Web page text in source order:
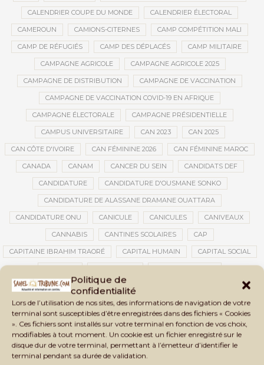
Politique de
confidentialité
Lors de l’utilisation de nos sites, des informations de navigation de votre
terminal sont susceptibles d’être enregistrées dans des fichiers « Cookies
». Ces fichiers sont installés sur votre terminal en fonction de vos choix,
modifiables à tout moment. Un cookie est un fichier enregistré sur le
disque dur de votre terminal, permettant à l’émetteur d’identifier le
terminal pendant sa durée de validation.
CALENDRIER COUPE DU MONDE CALENDRIER ÉLECTORAL
CAMEROUN CAMIONS-CITERNES CAMP COMPÉTITION MALI
CAMP DE RÉFUGIÉS CAMP DES DÉPLACÉS CAMP MILITAIRE
CAMPAGNE AGRICOLE CAMPAGNE AGRICOLE 2025
CAMPAGNE DE DISTRIBUTION CAMPAGNE DE VACCINATION
CAMPAGNE DE VACCINATION COVID-19 EN AFRIQUE
CAMPAGNE ÉLECTORALE CAMPAGNE PRÉSIDENTIELLE
CAMPUS UNIVERSITAIRE CAN 2023 CAN 2025
CAN CÔTE D'IVOIRE CAN FÉMININE 2026 CAN FÉMININE MAROC
CANADA CANAM CANCER DU SEIN CANDIDATS DEF
CANDIDATURE CANDIDATURE D'OUSMANE SONKO
CANDIDATURE DE ALASSANE DRAMANE OUATTARA
CANDIDATURE ONU CANICULE CANICULES CANIVEAUX
CANNABIS CANTINES SCOLAIRES CAP
CAPITAINE IBRAHIM TRAORÉ CAPITAL HUMAIN CAPITAL SOCIAL
CARTE D’IDENTITÉ BIOMÉTRIQUE CARTE NINA CARTONS ROUGES
CASABLANCA CATASTROPHE CATASTROPHE NATURELLE
CATASTROPHES CLIMATIQUES CATASTROPHES NATURELLES
CAUTION 10 000 DOLLARS CAUTION DE VISA CDAT CECOGEC
CÉDÉAO CEDEAO CEI CÉLÉBRATION NATIONALE